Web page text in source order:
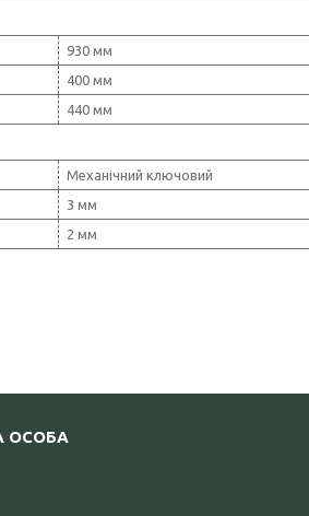
930 мм
400 мм
440 мм
Механічний ключовий
3 мм
2 мм